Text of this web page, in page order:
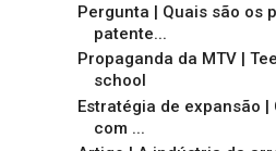
Pergunta | Quais são os
patente...
Propaganda da MTV |
school
Estratégia de expansão
com ...